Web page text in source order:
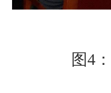
图4 ：